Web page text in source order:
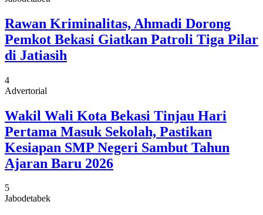
Rawan Kriminalitas, Ahmadi Dorong
Pemkot Bekasi Giatkan Patroli Tiga Pilar
di Jatiasih
4
Advertorial
Wakil Wali Kota Bekasi Tinjau Hari
Pertama Masuk Sekolah, Pastikan
Kesiapan SMP Negeri Sambut Tahun
Ajaran Baru 2026
5
Jabodetabek